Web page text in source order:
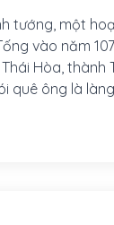
tướng, một
1075-1077. Ông
Hòa, thành
quê ông là